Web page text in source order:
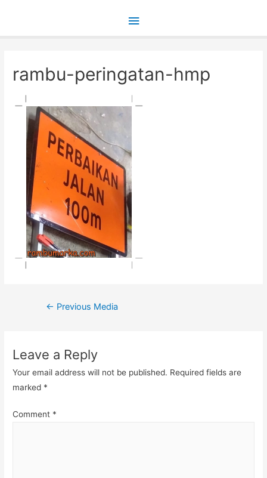
Main
rambu-peringatan-hmp
Post
← Previous Media
Leave a Reply
Your email address will not be published. Required fields are
marked *
Comment *